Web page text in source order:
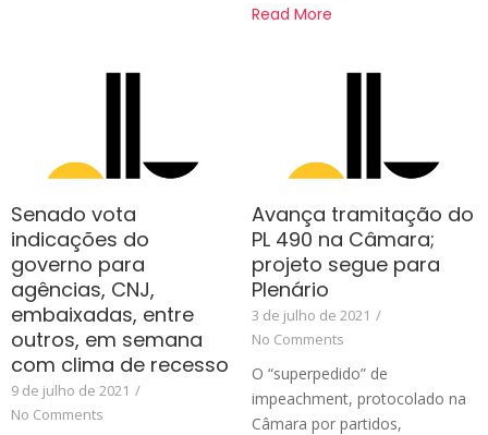
Read More
Senado vota
indicações do
governo para
agências, CNJ,
embaixadas, entre
outros, em semana
com clima de recesso
9 de julho de 2021 /
No Comments
Avança tramitação do
PL 490 na Câmara;
projeto segue para
Plenário
3 de julho de 2021 /
No Comments
O “superpedido” de
impeachment, protocolado na
Câmara por partidos,